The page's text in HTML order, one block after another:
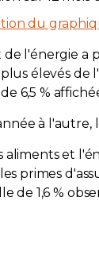
du
de l'énergie a
plus élevés
6,5 %
à l'autre,
aliments et
primes
de 1,6 %